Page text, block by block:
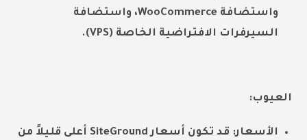
واستضافة WooCommerce، واستضافة
السيرفرات الافتراضية الخاصة (VPS).
العيوب:
الأسعار: قد تكون أسعار SiteGround أعلى قليلاً من